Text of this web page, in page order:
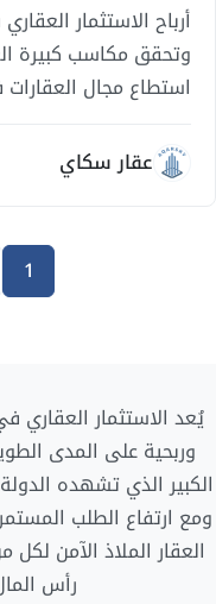
أرباح الاستثمار
وتحقق مكاسب كبيرة
استطاع مجال
عقار سكاي
1
يُعد الاستثمار العقاري
وربحية على المدى
الكبير الذي تشهده
ومع ارتفاع الطلب
العقار الملاذ الآمن
رأس